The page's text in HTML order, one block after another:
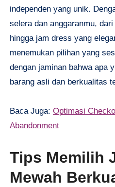
independen yang unik.
selera dan anggaranmu,
hingga jam dress yang
menemukan pilihan yang
dengan jaminan bahwa apa
barang asli dan berkualitas
Baca Juga: Optimasi
Abandonment
Tips Memilih
Mewah